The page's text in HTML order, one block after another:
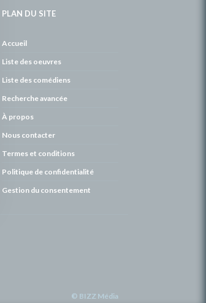
PLAN DU SITE
Accueil
Liste des oeuvres
Liste des comédiens
Recherche avancée
À propos
Nous contacter
Termes et conditions
Politique de confidentialité
Gestion du consentement
© BIZZ Média